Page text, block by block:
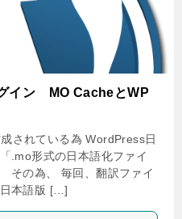
イン MO CacheとWP
されている為 WordPress日
.mo形式の日本語化ファイ
その為、 毎回、翻訳ファイ
日本語版 […]